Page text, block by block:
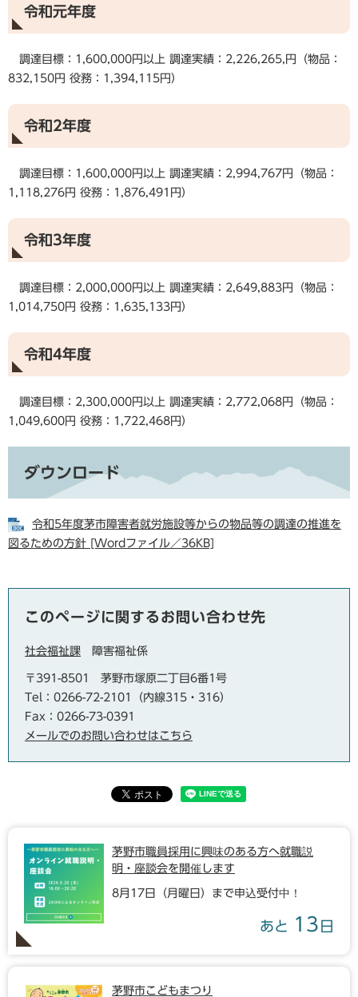
令和元年度
調達目標：1,600,000円以上 調達実績：2,226,265,円（物品：
832,150円 役務：1,394,115円）
令和2年度
調達目標：1,600,000円以上 調達実績：2,994,767円（物品：
1,118,276円 役務：1,876,491円）
令和3年度
調達目標：2,000,000円以上 調達実績：2,649,883円（物品：
1,014,750円 役務：1,635,133円）
令和4年度
調達目標：2,300,000円以上 調達実績：2,772,068円（物品：
1,049,600円 役務：1,722,468円）
ダウンロード
令和5年度茅市障害者就労施設等からの物品等の調達の推進を
図るための方針 [Wordファイル／36KB]
このページに関するお問い合わせ先
社会福祉課 障害福祉係
〒391-8501
茅野市塚原二丁目6番1号
Tel：0266-72-2101（内線315・316）
Fax：0266-73-0391
メールでのお問い合わせはこちら
茅野市職員採用に興味のある方へ就職説
明・座談会を開催します
8月17日（月曜日）まで申込受付中！
あと 13 日
茅野市こどもまつり